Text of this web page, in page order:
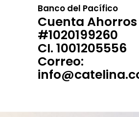
Banco del Pacífico
Cuenta Ahorros
#1020199260
CI. 1001205556
Correo: